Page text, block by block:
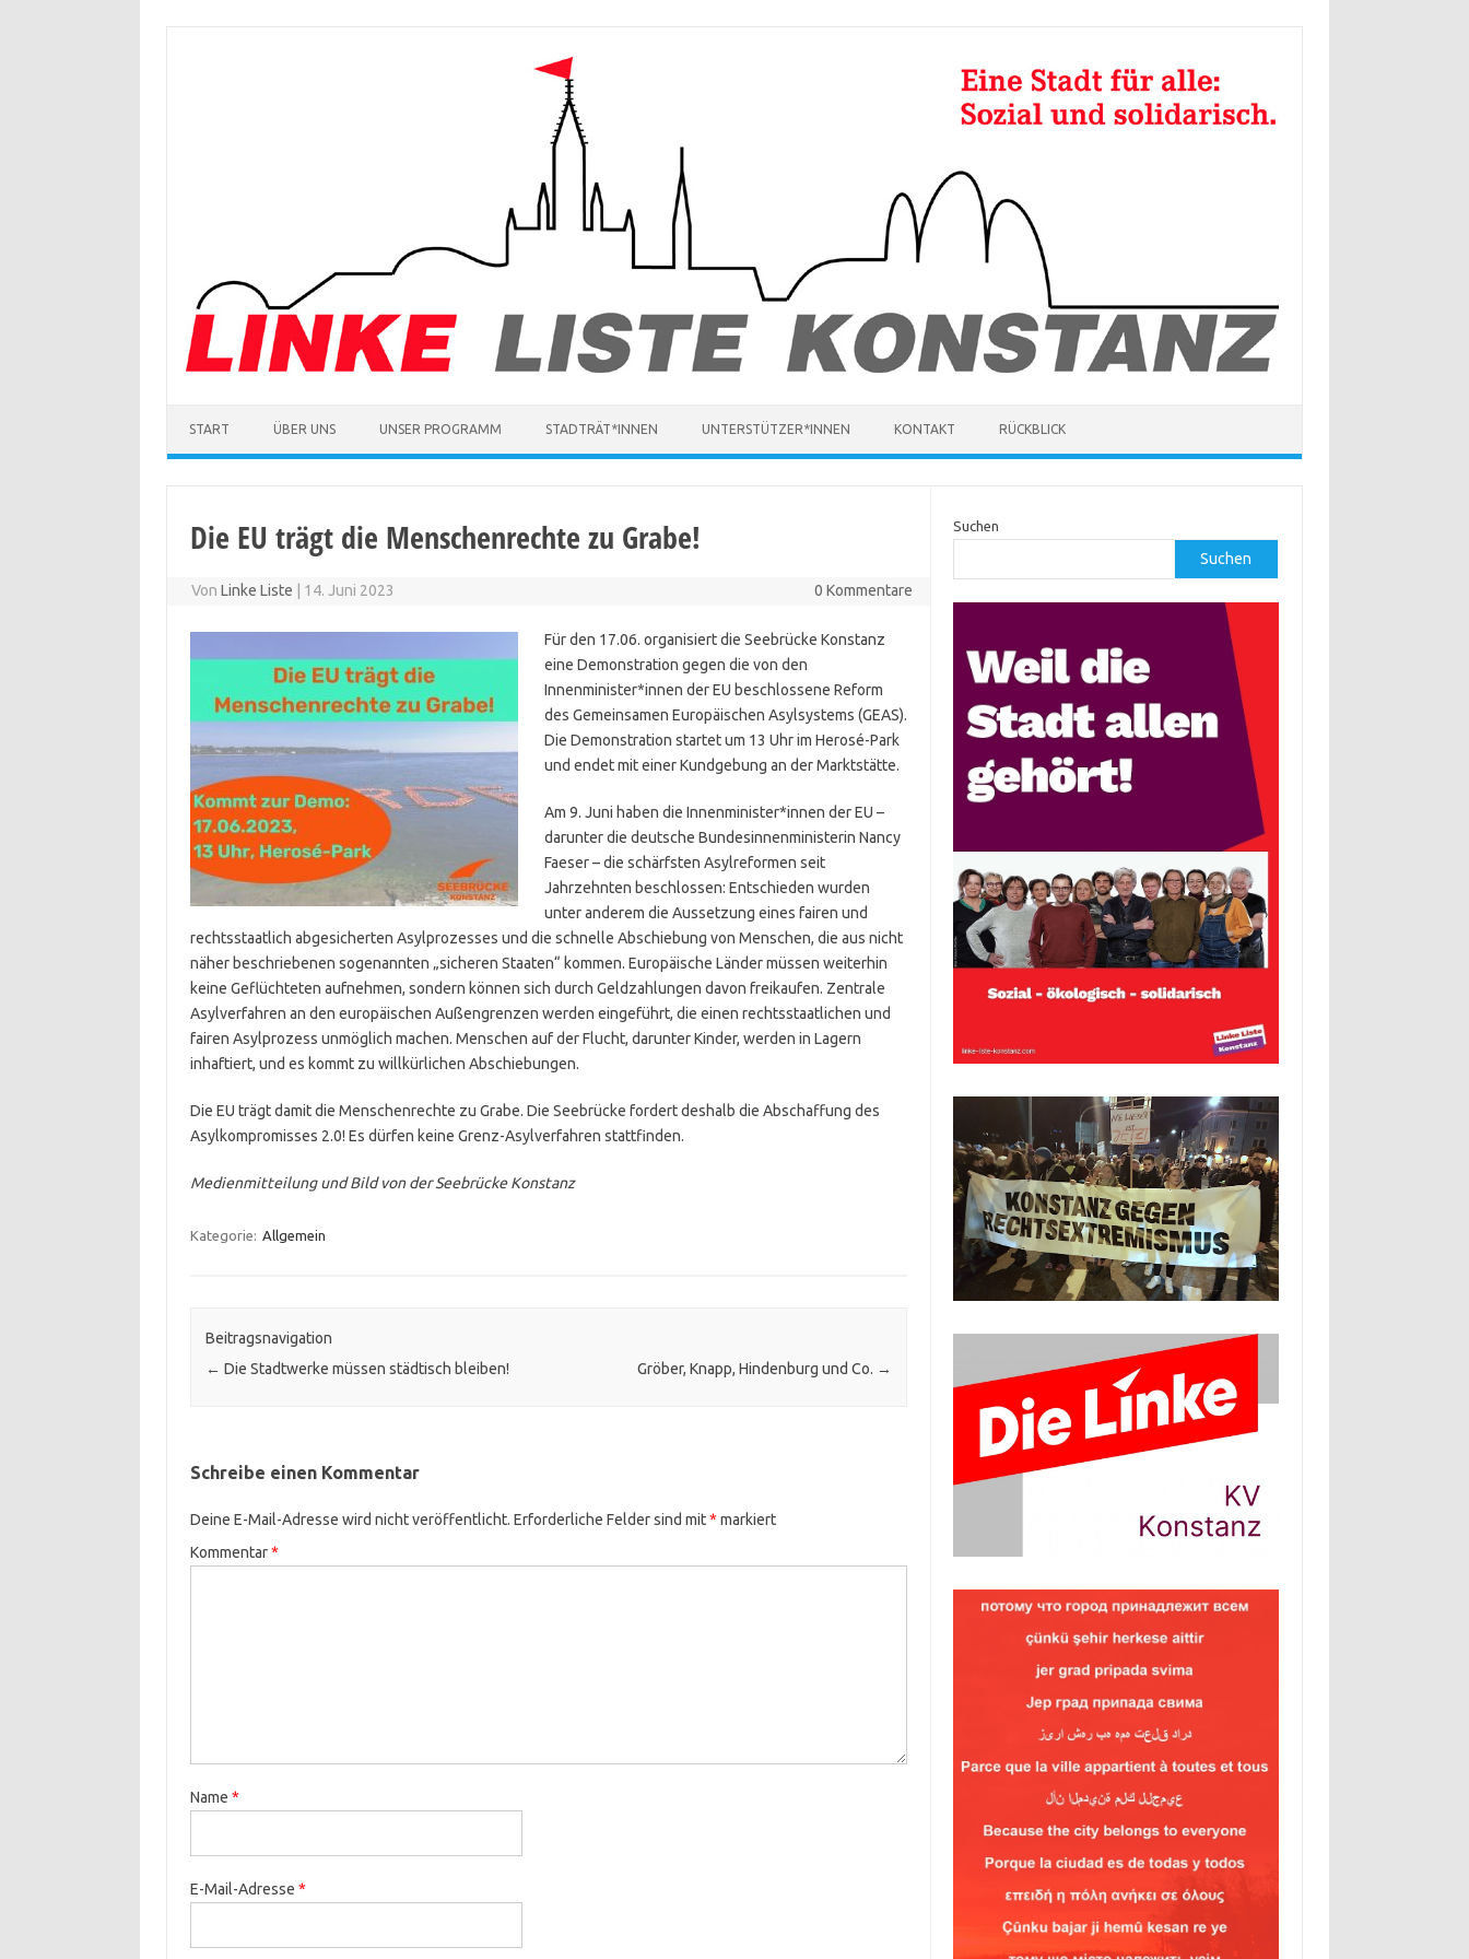
START ÜBER UNS UNSER PROGRAMM STADTRÄT*INNEN UNTERSTÜTZER*INNEN KONTAKT RÜCKBLICK
Die EU trägt die Menschenrechte zu Grabe!
VonLinke Liste 14. Juni 2023 0 Kommentare
Für den 17.06. organisiert die Seebrücke Konstanz
eine Demonstration gegen die von den
Innenminister*innen der EU beschlossene Reform
des Gemeinsamen Europäischen Asylsystems (GEAS).
Die Demonstration startet um 13 Uhr im Herosé-Park
und endet mit einer Kundgebung an der Marktstätte.
Am 9. Juni haben die Innenminister*innen der EU –
darunter die deutsche Bundesinnenministerin Nancy
Faeser – die schärfsten Asylreformen seit
Jahrzehnten beschlossen: Entschieden wurden
unter anderem die Aussetzung eines fairen und
rechtsstaatlich abgesicherten Asylprozesses und die schnelle Abschiebung von Menschen, die aus nicht
näher beschriebenen sogenannten „sicheren Staaten“ kommen. Europäische Länder müssen weiterhin
keine Geflüchteten aufnehmen, sondern können sich durch Geldzahlungen davon freikaufen. Zentrale
Asylverfahren an den europäischen Außengrenzen werden eingeführt, die einen rechtsstaatlichen und
fairen Asylprozess unmöglich machen. Menschen auf der Flucht, darunter Kinder, werden in Lagern
inhaftiert, und es kommt zu willkürlichen Abschiebungen.
Die EU trägt damit die Menschenrechte zu Grabe. Die Seebrücke fordert deshalb die Abschaffung des
Asylkompromisses 2.0! Es dürfen keine Grenz-Asylverfahren stattfinden.
Medienmitteilung und Bild von der Seebrücke Konstanz
Kategorie: Allgemein
Beitragsnavigation
← Die Stadtwerke müssen städtisch bleiben! Gröber, Knapp, Hindenburg und Co. →
Schreibe einen Kommentar
Deine E-Mail-Adresse wird nicht veröffentlicht. Erforderliche Felder sind mit* markiert
Kommentar*
Name *
E-Mail-Adresse *
Suchen
Suchen